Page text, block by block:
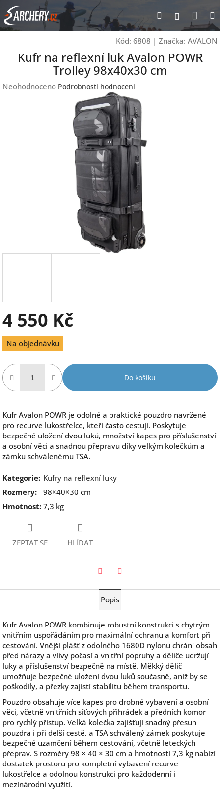
Přejít
na
obsah
Hledat
Kód: 6808 | Značka: AVALON
Kufr na reflexní luk Avalon POWR
Trolley 98x40x30 cm
Průměrné
Neohodnoceno Podrobnosti hodnocení
4 550 Kč
Měrná
cena:
Na objednávku
Do košíku
Kufr Avalon POWR je odolné a praktické pouzdro navržené
pro recurve lukostřelce, kteří často cestují. Poskytuje
bezpečné uložení dvou luků, množství kapes pro příslušenství
a osobní věci a snadnou přepravu díky velkým kolečkům a
zámku schválenému TSA.
Kategorie: Kufry na reflexní luky
Rozměry:
98×40×30 cm
Hmotnost: 7,3 kg
ZEPTAT SE HLÍDAT
Popis
Kufr Avalon POWR kombinuje robustní konstrukci s chytrým
vnitřním uspořádáním pro maximální ochranu a komfort při
cestování. Vnější plášť z odolného 1680D nylonu chrání obsah
před nárazy a vlivy počasí a vnitřní popruhy a děliče udržují
luky a příslušenství bezpečně na místě. Měkký dělič
umožňuje bezpečné uložení dvou luků současně, aniž by se
poškodily, a přezky zajistí stabilitu během transportu.
Pouzdro obsahuje více kapes pro drobné vybavení a osobní
věci, včetně vnitřních síťových přihrádek a předních komor
pro rychlý přístup. Velká kolečka zajišťují snadný přesun
pouzdra i při delší cestě, a TSA schválený zámek poskytuje
bezpečné uzamčení během cestování, včetně leteckých
přeprav. S rozměry 98 × 40 × 30 cm a hmotností 7,3 kg nabízí
dostatek prostoru pro kompletní vybavení recurve
lukostřelce a odolnou konstrukci pro každodenní i
mezinárodní využití.